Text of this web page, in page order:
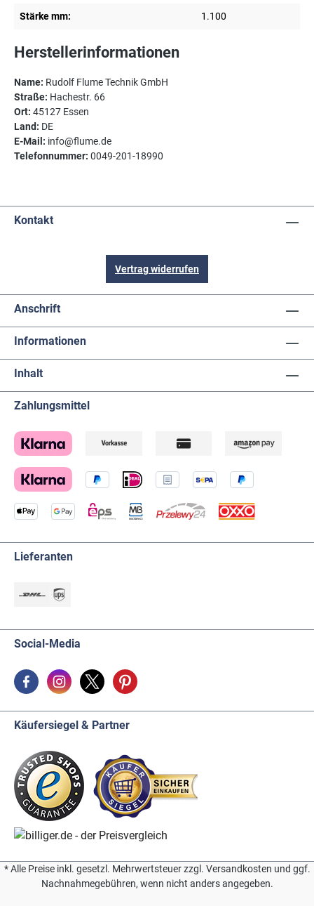
Stärke mm: 1.100
Herstellerinformationen
Name: Rudolf Flume Technik GmbH
Straße: Hachestr. 66
Ort: 45127 Essen
Land: DE
E-Mail: info@flume.de
Telefonnummer: 0049-201-18990
Kontakt
Vertrag widerrufen
Anschrift
Informationen
Inhalt
Zahlungsmittel
Lieferanten
Social-Media
Käufersiegel & Partner
* Alle Preise inkl. gesetzl. Mehrwertsteuer zzgl. Versandkosten und ggf.
Nachnahmegebühren, wenn nicht anders angegeben.